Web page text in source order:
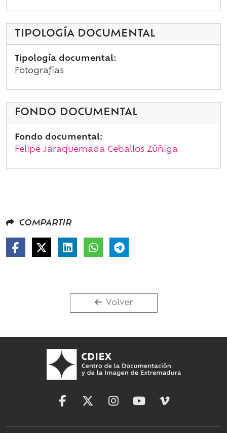
TIPOLOGÍA DOCUMENTAL
Tipología documental:
Fotografías
FONDO DOCUMENTAL
Fondo documental:
Felipe Jaraquemada Ceballos Zúñiga
COMPARTIR
Volver